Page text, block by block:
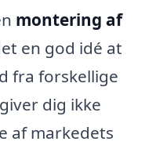
montering af
en god idé at
fra forskellige
dig ikke
af markedets